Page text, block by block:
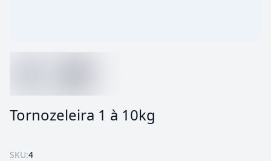
Tornozeleira 1 à 10kg
SKU:4